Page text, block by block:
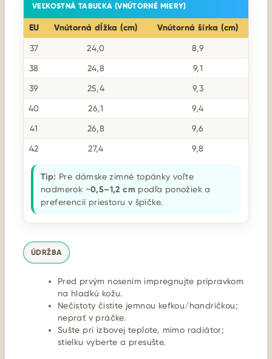
VEĽKOSTNÁ TABUĽKA (VNÚTORNÉ MIERY)
EU Vnútorná dĺžka (cm) Vnútorná šírka (cm)
37 24,0 8,9
38 24,8 9,1
39 25,4 9,3
40 26,1 9,4
41 26,8 9,6
42 27,4 9,8
Tip: Pre dámske zimné topánky voľte
nadmerok ~0,5–1,2 cm podľa ponožiek a
preferencií priestoru v špičke.
ÚDRŽBA
Pred prvým nosením impregnujte prípravkom
na hladkú kožu.
Nečistoty čistite jemnou kefkou/handričkou;
neprať v práčke.
Sušte pri izbovej teplote, mimo radiátor;
stielku vyberte a presušte.